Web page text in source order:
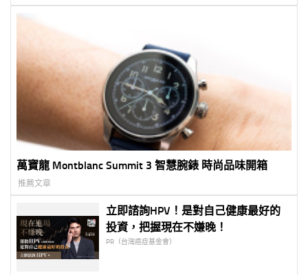
萬寶龍 Montblanc Summit 3 智慧腕錶 時尚品味開箱
推薦文章
立即諮詢HPV！是對自己健康最好的
投資，把握現在不嫌晚！
PR（台灣癌症基金會）